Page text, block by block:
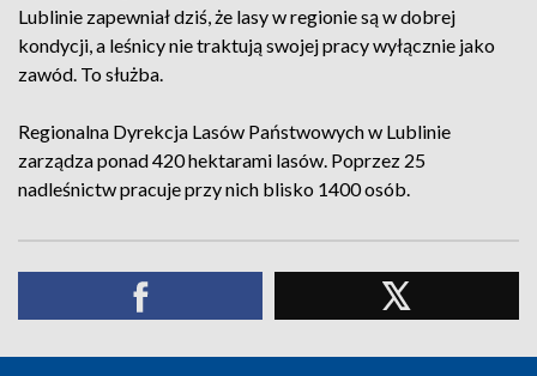
Lublinie zapewniał dziś, że lasy w regionie są w dobrej
kondycji, a leśnicy nie traktują swojej pracy wyłącznie jako
zawód. To służba.
Regionalna Dyrekcja Lasów Państwowych w Lublinie
zarządza ponad 420 hektarami lasów. Poprzez 25
nadleśnictw pracuje przy nich blisko 1400 osób.